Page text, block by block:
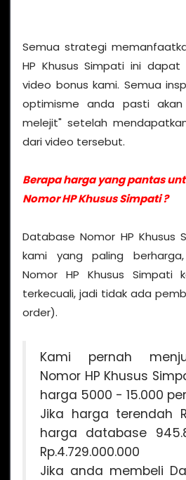
Semua strategi
HP Khusus Simpati ini
video bonus kami. Semua
optimisme anda pasti
melejit" setelah
dari video tersebut.
Berapa harga yang pantas
Nomor HP Khusus Simpati ?
Database Nomor HP Khusus
kami yang paling
Nomor HP Khusus Simpati
terkecuali, jadi tidak ada
order).
Kami pernah
Nomor HP Khusus
harga 5000 - 15.000
Jika harga terendah
harga database
Rp.4.729.000.000
Jika anda membeli